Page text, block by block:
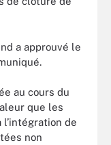
a approuvé le
au cours du
que les
de
non